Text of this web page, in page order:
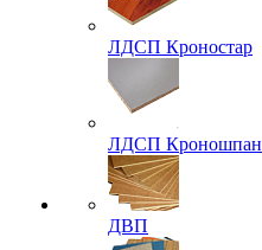
ЛДСП Кроностар
ЛДСП Кроношпан
ДВП